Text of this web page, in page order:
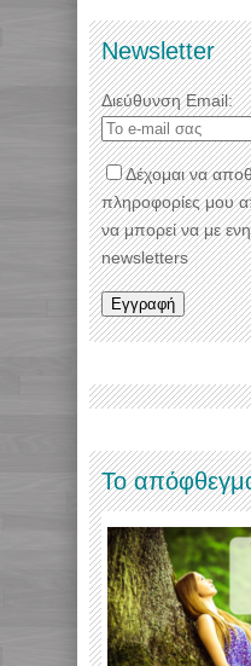
Newsletter
Διεύθυνση Email:
Δέχομαι να
πληροφορίες μου
να μπορεί να με
newsletters
Το